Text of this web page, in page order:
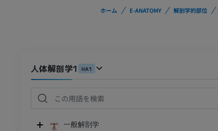
ホーム E-ANATOMY 解剖学的部位
人体解剖学1 HA1
一般解剖学